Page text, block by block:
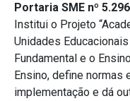
Portaria SME nº
Institui o Projeto
Unidades
Fundamental e o
Ensino, define normas
implementação e dá